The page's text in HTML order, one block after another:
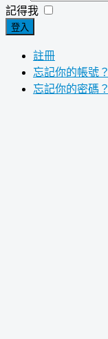
記得我
登入
註冊
忘記你的帳號？
忘記你的密碼？